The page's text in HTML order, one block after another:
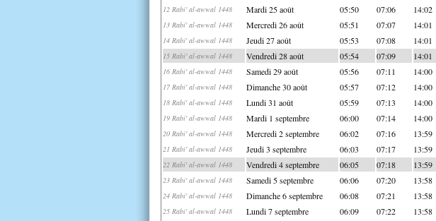
12 Rabi' al-awwal 1448 Mardi 25 août 05:50 07:06 14:02
13 Rabi' al-awwal 1448 Mercredi 26 août 05:51 07:07 14:01
14 Rabi' al-awwal 1448 Jeudi 27 août 05:53 07:08 14:01
15 Rabi' al-awwal 1448 Vendredi 28 août 05:54 07:09 14:01
16 Rabi' al-awwal 1448 Samedi 29 août 05:56 07:11 14:00
17 Rabi' al-awwal 1448 Dimanche 30 août 05:57 07:12 14:00
18 Rabi' al-awwal 1448 Lundi 31 août 05:59 07:13 14:00
19 Rabi' al-awwal 1448 Mardi 1 septembre 06:00 07:14 14:00
20 Rabi' al-awwal 1448 Mercredi 2 septembre 06:02 07:16 13:59
21 Rabi' al-awwal 1448 Jeudi 3 septembre 06:03 07:17 13:59
22 Rabi' al-awwal 1448 Vendredi 4 septembre 06:05 07:18 13:59
23 Rabi' al-awwal 1448 Samedi 5 septembre 06:06 07:20 13:58
24 Rabi' al-awwal 1448 Dimanche 6 septembre 06:08 07:21 13:58
25 Rabi' al-awwal 1448 Lundi 7 septembre 06:09 07:22 13:58